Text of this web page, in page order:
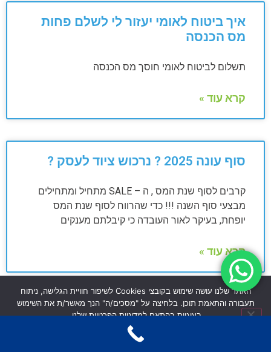
איך ביטוח לאומי יעזור לי לשלם פחות
מס הכנסה
תשלום לביטוח לאומי חוסך מס הכנסה
קרא עוד »
סוף עונה 2025 ? נרכוש ציוד לעסק ?
קרבים לסוף שנת המס , ה – SALE מתחיל ומתחילים
מבצעי סוף השנה !!! כדי שהרווח לסוף שנת המס
יופחת, בעיקר לאור העובדה כי קיבלתם מענקים
קרא עוד »
איך להיות מוכנים להצהרת ההון
מכירים את ההרגשה שמס הכנסה דורש מכם להגיש
האתר שלנו עושה שימוש בקובצי Cookies לשיפור חוויית הגלישה, ניתוח
תעבורה והתאמת תוכן. בלחיצה על "מסכים/ה" הנך מאשר/ת את השימוש
בעוגיות בהתאם למדיניות הפרטיות שלנו.
לא מסכים/ה